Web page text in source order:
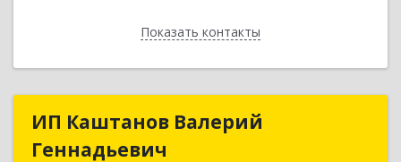
Показать контакты
Назад
ИП Каштанов Валерий
Геннадьевич
ИП Каштанов Валерий